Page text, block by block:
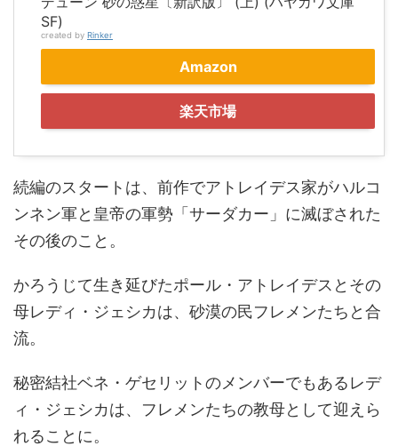
SF)
created by Rinker
Amazon
楽天市場
続編のスタートは、前作でアトレイデス家がハルコ
ンネン軍と皇帝の軍勢「サーダカー」に滅ぼされた
その後のこと。
かろうじて生き延びたポール・アトレイデスとその
母レディ・ジェシカは、砂漠の民フレメンたちと合
流。
秘密結社ベネ・ゲセリットのメンバーでもあるレデ
ィ・ジェシカは、フレメンたちの教母として迎えら
れることに。